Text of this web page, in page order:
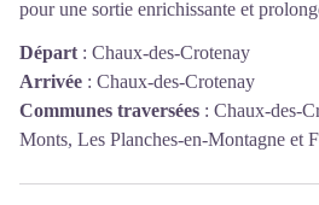
pour une sortie enrichissante et
Départ : Chaux-des-Crotenay
Arrivée : Chaux-des-Crotenay
Communes traversées : Chaux-des-
Monts, Les Planches-en-Montagne et